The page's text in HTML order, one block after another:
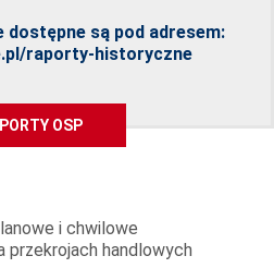
są pod adresem:
raporty-historyczne
OSP
i chwilowe
przekrojach handlowych